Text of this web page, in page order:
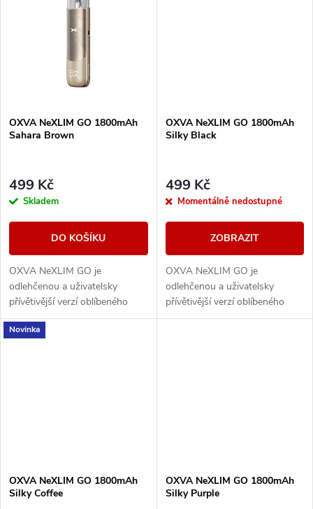
OXVA NeXLIM GO 1800mAh
Sahara Brown
499 Kč
Skladem
DO KOŠÍKU
OXVA NeXLIM GO je
odlehčenou a uživatelsky
přívětivější verzí oblíbeného
modelu NeXLIM, která si však
zachovává všechny klíčové
OXVA NeXLIM GO 1800mAh
Silky Black
499 Kč
Momentálně nedostupné
ZOBRAZIT
OXVA NeXLIM GO je
odlehčenou a uživatelsky
přívětivější verzí oblíbeného
modelu NeXLIM, která si však
Novinka
OXVA NeXLIM GO 1800mAh
Silky Coffee
OXVA NeXLIM GO 1800mAh
Silky Purple